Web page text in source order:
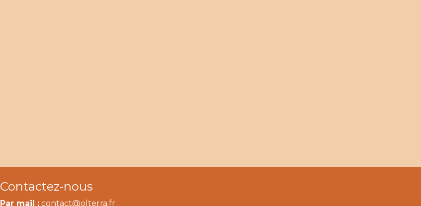
Contactez-nous
Par mail : contact@olterra.fr